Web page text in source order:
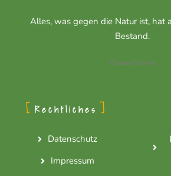
Alles, was gegen die Natur ist, hat
Bestand.
Charles Darwin
Rechtliches
Datenschutz
Impressum